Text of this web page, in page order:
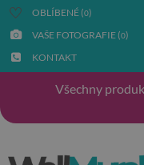
OBLÍBENÉ (0)
VAŠE FOTOGRAFIE (0)
KONTAKT
Všechny